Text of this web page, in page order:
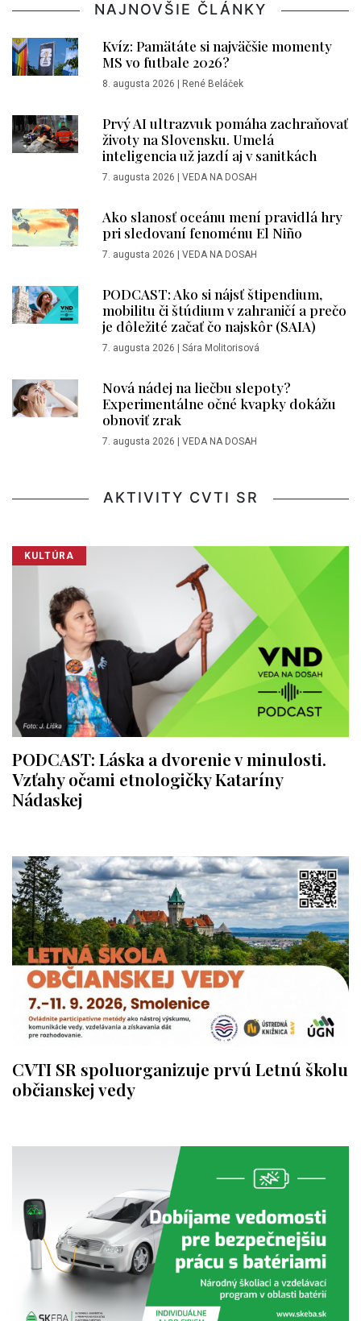
NAJNOVŠIE ČLÁNKY
Kvíz: Pamätáte si najväčšie momenty
MS vo futbale 2026?
8. augusta 2026 René Beláček
Prvý AI ultrazvuk pomáha zachraňovať
životy na Slovensku. Umelá
inteligencia už jazdí aj v sanitkách
7. augusta 2026 VEDA NA DOSAH
Ako slanosť oceánu mení pravidlá hry
pri sledovaní fenoménu El Niño
7. augusta 2026 VEDA NA DOSAH
PODCAST: Ako si nájsť štipendium,
mobilitu či štúdium v zahraničí a prečo
je dôležité začať čo najskôr (SAIA)
7. augusta 2026 Sára Molitorisová
Nová nádej na liečbu slepoty?
Experimentálne očné kvapky dokážu
obnoviť zrak
7. augusta 2026 VEDA NA DOSAH
AKTIVITY CVTI SR
KULTÚRA
PODCAST: Láska a dvorenie v minulosti.
Vzťahy očami etnologičky Kataríny
Nádaskej
CVTI SR spoluorganizuje prvú Letnú školu
občianskej vedy